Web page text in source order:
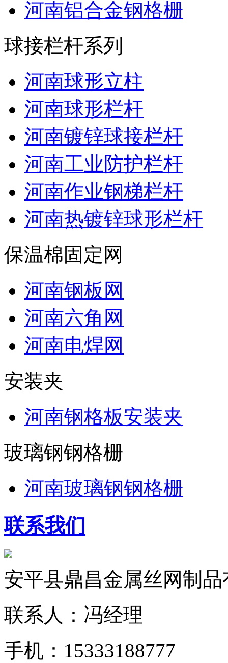
河南铝合金钢格栅
球接栏杆系列
河南球形立柱
河南球形栏杆
河南镀锌球接栏杆
河南工业防护栏杆
河南作业钢梯栏杆
河南热镀锌球形栏杆
保温棉固定网
河南钢板网
河南六角网
河南电焊网
安装夹
河南钢格板安装夹
玻璃钢钢格栅
河南玻璃钢钢格栅
联系我们
安平县鼎昌金属丝网制
联系人：冯经理
手机：15333188777